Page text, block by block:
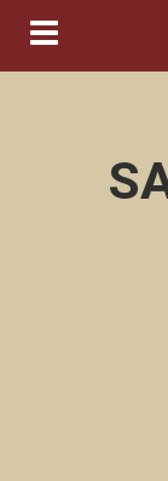
Navigation